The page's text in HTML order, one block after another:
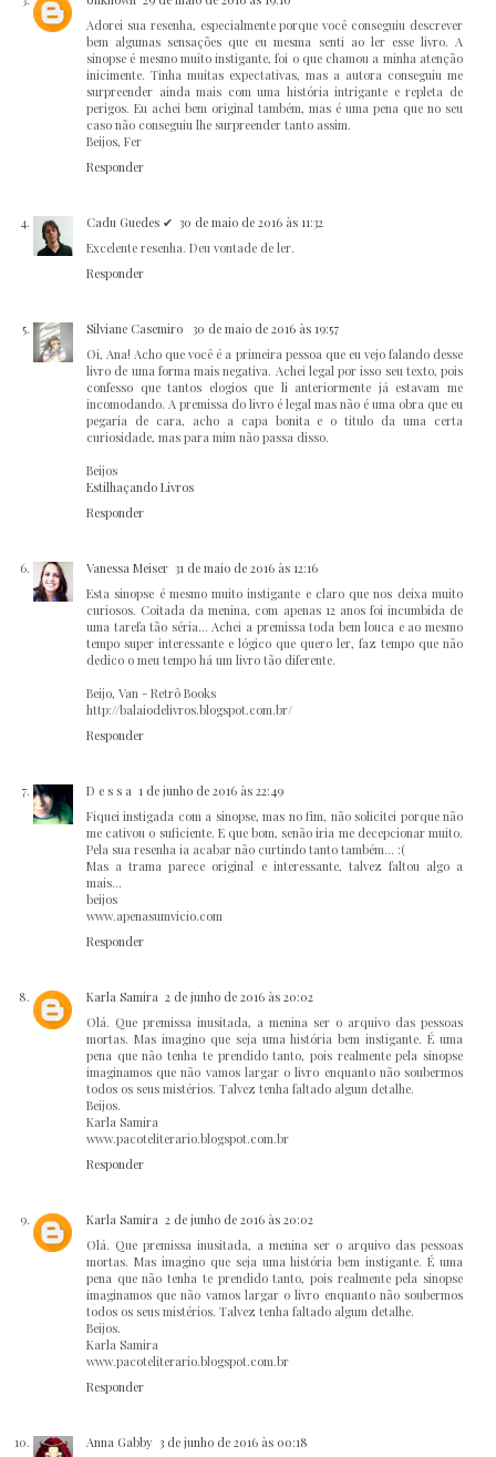
Adorei sua resenha, especialmente porque você conseguiu descrever
bem algumas sensações que eu mesma senti ao ler esse livro. A
sinopse é mesmo muito instigante, foi o que chamou a minha atenção
inicimente. Tinha muitas expectativas, mas a autora conseguiu me
surpreender ainda mais com uma história intrigante e repleta de
perigos. Eu achei bem original também, mas é uma pena que no seu
caso não conseguiu lhe surpreender tanto assim.
Beijos, Fer
Responder
Cadu Guedes ✔ 30 de maio de 2016 às 11:32
Excelente resenha. Deu vontade de ler.
Responder
Silviane Casemiro 30 de maio de 2016 às 19:57
Oi, Ana! Acho que você é a primeira pessoa que eu vejo falando desse
livro de uma forma mais negativa. Achei legal por isso seu texto, pois
confesso que tantos elogios que li anteriormente já estavam me
incomodando. A premissa do livro é legal mas não é uma obra que eu
pegaria de cara, acho a capa bonita e o titulo da uma certa
curiosidade, mas para mim não passa disso.
Beijos
Estilhaçando Livros
Responder
Vanessa Meiser 31 de maio de 2016 às 12:16
Esta sinopse é mesmo muito instigante e claro que nos deixa muito
curiosos. Coitada da menina, com apenas 12 anos foi incumbida de
uma tarefa tão séria... Achei a premissa toda bem louca e ao mesmo
tempo super interessante e lógico que quero ler, faz tempo que não
dedico o meu tempo há um livro tão diferente.
Beijo, Van - Retrô Books
http://balaiodelivros.blogspot.com.br/
Responder
D e s s a 1 de junho de 2016 às 22:49
Fiquei instigada com a sinopse, mas no fim, não solicitei porque não
me cativou o suficiente. E que bom, senão iria me decepcionar muito.
Pela sua resenha ia acabar não curtindo tanto também... :(
Mas a trama parece original e interessante, talvez faltou algo a
mais...
beijos
www.apenasumvicio.com
Responder
Karla Samira 2 de junho de 2016 às 20:02
Olá. Que premissa inusitada, a menina ser o arquivo das pessoas
mortas. Mas imagino que seja uma história bem instigante. É uma
pena que não tenha te prendido tanto, pois realmente pela sinopse
imaginamos que não vamos largar o livro enquanto não soubermos
todos os seus mistérios. Talvez tenha faltado algum detalhe.
Beijos.
Karla Samira
www.pacoteliterario.blogspot.com.br
Responder
Karla Samira 2 de junho de 2016 às 20:02
Olá. Que premissa inusitada, a menina ser o arquivo das pessoas
mortas. Mas imagino que seja uma história bem instigante. É uma
pena que não tenha te prendido tanto, pois realmente pela sinopse
imaginamos que não vamos largar o livro enquanto não soubermos
todos os seus mistérios. Talvez tenha faltado algum detalhe.
Beijos.
Karla Samira
www.pacoteliterario.blogspot.com.br
Responder
Anna Gabby 3 de junho de 2016 às 00:18